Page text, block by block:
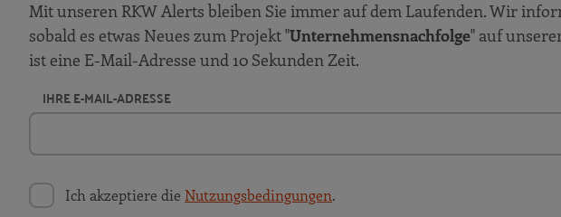
Mit unseren RKW Alerts bleiben Sie immer auf dem Laufenden. Wir
sobald es etwas Neues zum Projekt "Unternehmensnachfolge" auf
ist eine E-Mail-Adresse und 10 Sekunden Zeit.
IHRE E-MAIL-ADRESSE
Ich akzeptiere die Nutzungsbedingungen.